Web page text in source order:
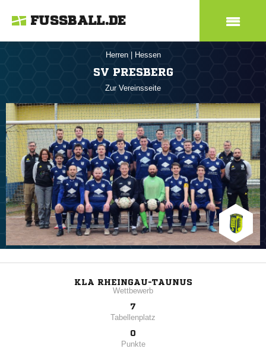
FUSSBALL.DE
Herren Hessen
SV PRESBERG
Zur Vereinsseite
KLA RHEINGAU-TAUNUS
Wettbewerb
7
Tabellenplatz
0
Punkte